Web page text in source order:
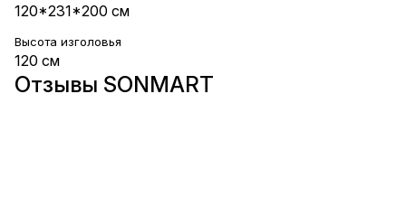
120*231*200 см
Высота изголовья
120 см
Отзывы SONMART